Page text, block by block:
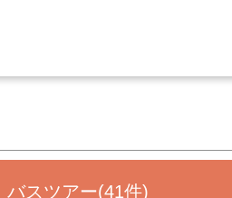
バスツアー(41件)